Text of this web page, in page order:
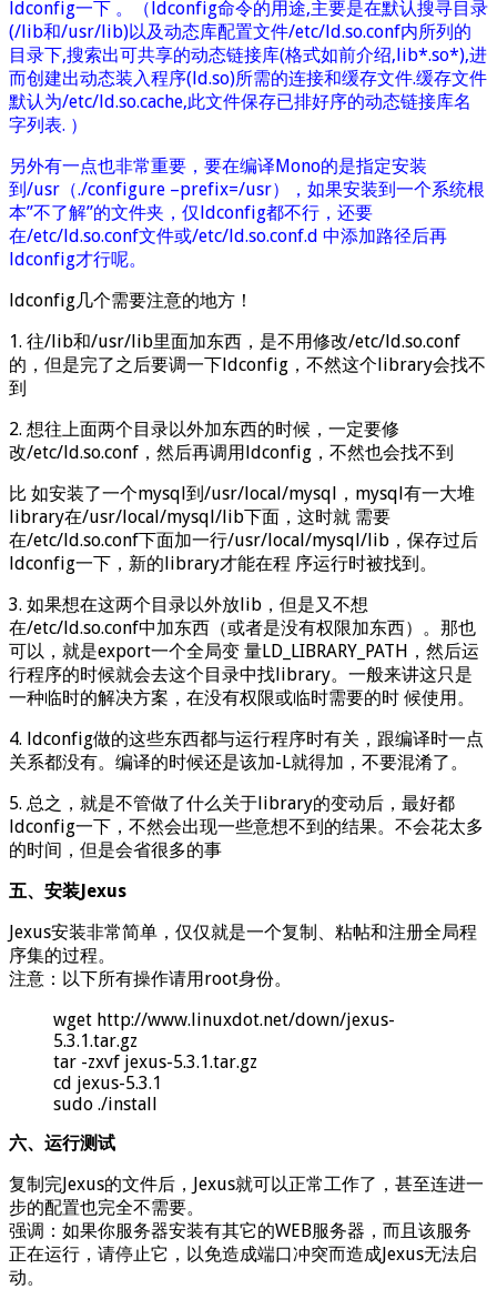
ldconfig一下 。（ldconfig命令的用途,主要是在默认搜寻目录
(/lib和/usr/lib)以及动态库配置文件/etc/ld.so.conf内所列的
目录下,搜索出可共享的动态链接库(格式如前介绍,lib*.so*),进
而创建出动态装入程序(ld.so)所需的连接和缓存文件.缓存文件
默认为/etc/ld.so.cache,此文件保存已排好序的动态链接库名
字列表. ）
另外有一点也非常重要，要在编译Mono的是指定安装
到/usr（./configure –prefix=/usr），如果安装到一个系统根
本”不了解”的文件夹，仅ldconfig都不行，还要
在/etc/ld.so.conf文件或/etc/ld.so.conf.d 中添加路径后再
ldconfig才行呢。
ldconfig几个需要注意的地方！
1. 往/lib和/usr/lib里面加东西，是不用修改/etc/ld.so.conf
的，但是完了之后要调一下ldconfig，不然这个library会找不
到
2. 想往上面两个目录以外加东西的时候，一定要修
改/etc/ld.so.conf，然后再调用ldconfig，不然也会找不到
比 如安装了一个mysql到/usr/local/mysql，mysql有一大堆
library在/usr/local/mysql/lib下面，这时就 需要
在/etc/ld.so.conf下面加一行/usr/local/mysql/lib，保存过后
ldconfig一下，新的library才能在程 序运行时被找到。
3. 如果想在这两个目录以外放lib，但是又不想
在/etc/ld.so.conf中加东西（或者是没有权限加东西）。那也
可以，就是export一个全局变 量LD_LIBRARY_PATH，然后运
行程序的时候就会去这个目录中找library。一般来讲这只是
一种临时的解决方案，在没有权限或临时需要的时 候使用。
4. ldconfig做的这些东西都与运行程序时有关，跟编译时一点
关系都没有。编译的时候还是该加-L就得加，不要混淆了。
5. 总之，就是不管做了什么关于library的变动后，最好都
ldconfig一下，不然会出现一些意想不到的结果。不会花太多
的时间，但是会省很多的事
五、安装Jexus
Jexus安装非常简单，仅仅就是一个复制、粘帖和注册全局程
序集的过程。
注意：以下所有操作请用root身份。
wget http://www.linuxdot.net/down/jexus-
5.3.1.tar.gz
tar -zxvf jexus-5.3.1.tar.gz
cd jexus-5.3.1
sudo ./install
六、运行测试
复制完Jexus的文件后，Jexus就可以正常工作了，甚至连进一
步的配置也完全不需要。
强调：如果你服务器安装有其它的WEB服务器，而且该服务
正在运行，请停止它，以免造成端口冲突而造成Jexus无法启
动。